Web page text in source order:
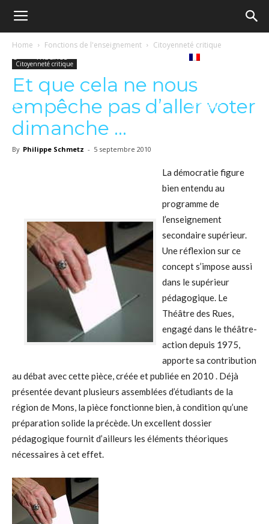
Ecole
démocratique
–
Tribunes
Français
Home Fonctions de l'enseignement Citoyenneté critique
Citoyenneté critique
Et que cela ne nous
empêche pas d’aller voter
dimanche …
By Philippe Schmetz - 5 septembre 2010
La démocratie figure
bien entendu au
programme de
l’enseignement
secondaire supérieur.
Une réflexion sur ce
concept s’impose aussi
dans le supérieur
pédagogique. Le
Théâtre des Rues,
engagé dans le théâtre-
action depuis 1975,
apporte sa contribution
au débat avec cette pièce, créée et publiée en 2010 . Déjà
présentée devant plusieurs assemblées d’étudiants de la
région de Mons, la pièce fonctionne bien, à condition qu’une
préparation solide la précède. Un excellent dossier
pédagogique fournit d’ailleurs les éléments théoriques
nécessaires à cet effet.